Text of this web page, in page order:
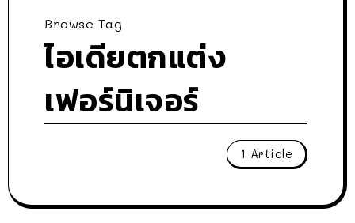
Browse Tag
ไอเดียตกแต่ง
เฟอร์นิเจอร์
1 Article